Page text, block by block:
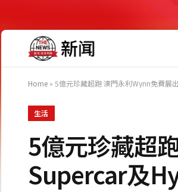
Home » 5億元珍藏超跑 澳門永利Wynn免費展
生活
5億元珍藏超
Supercar及